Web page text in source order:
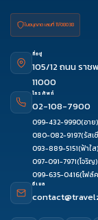
ใบอนุญาต เลขที่ 11/08038
ที่อยู่
105/12 ถนน รา
11000
โทรศัพท์
02-108-7900
099-432-9990(อาย)
080-082-9197(รัสเ
093-889-5151(ฟ้าใส)
097-091-7971(โจริญ)
099-635-0416(โฟล์
อีเมล